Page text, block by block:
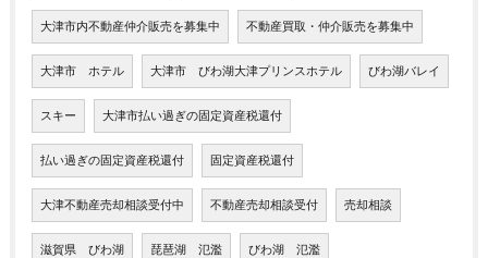
大津市内不動産仲介販売を募集中 不動産買取・仲介販売を募集中
大津市 ホテル 大津市 びわ湖大津プリンスホテル びわ湖バレイ
スキー 大津市払い過ぎの固定資産税還付
払い過ぎの固定資産税還付 固定資産税還付
大津不動産売却相談受付中 不動産売却相談受付 売却相談
滋賀県 びわ湖 琵琶湖 氾濫 びわ湖 氾濫